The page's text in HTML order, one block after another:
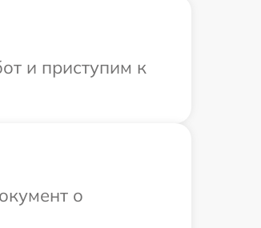
и приступим к
о